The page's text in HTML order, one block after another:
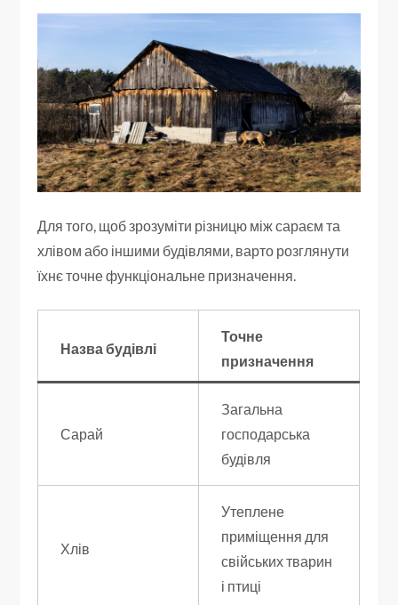
Для того, щоб зрозуміти різницю між сараєм та
хлівом або іншими будівлями, варто розглянути
їхнє точне функціональне призначення.
Назва будівлі
Точне
призначення
Сарай
Загальна
господарська
будівля
Хлів
Утеплене
приміщення для
свійських тварин
і птиці